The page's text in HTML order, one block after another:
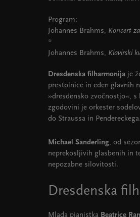
Program:
Johannes Brahms, Koncert
*
Johannes Brahms, Klavirski
Dresdenska filharmonija je
prestolnice in eden glavnih
»dresdensko zvočnostjo«,
zgodovini je orkester
do Straussa in Pendereckega.
Michael Sanderling, od
neprekosljivih glasbenih in
nepozabne silovitosti.
Dresdenska
Mlada pianistka Beatrice